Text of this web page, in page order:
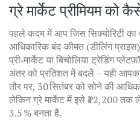
ग्रे मार्केट प्रीमियम को
पहले कदम में आप जिस सिक्योरिटी
आधिकारिक बंद‑कीमत (डीलिंग
प्री‑मार्केट या बिचोलिया ट्रेडिंग
अंतर को प्रतिशत में बदलें – यही आपका
तौर पर, 30 सितंबर को सोने की
लेकिन ग्रे मार्केट में इसे ₹12,200 तक
3.5 % बनता है.